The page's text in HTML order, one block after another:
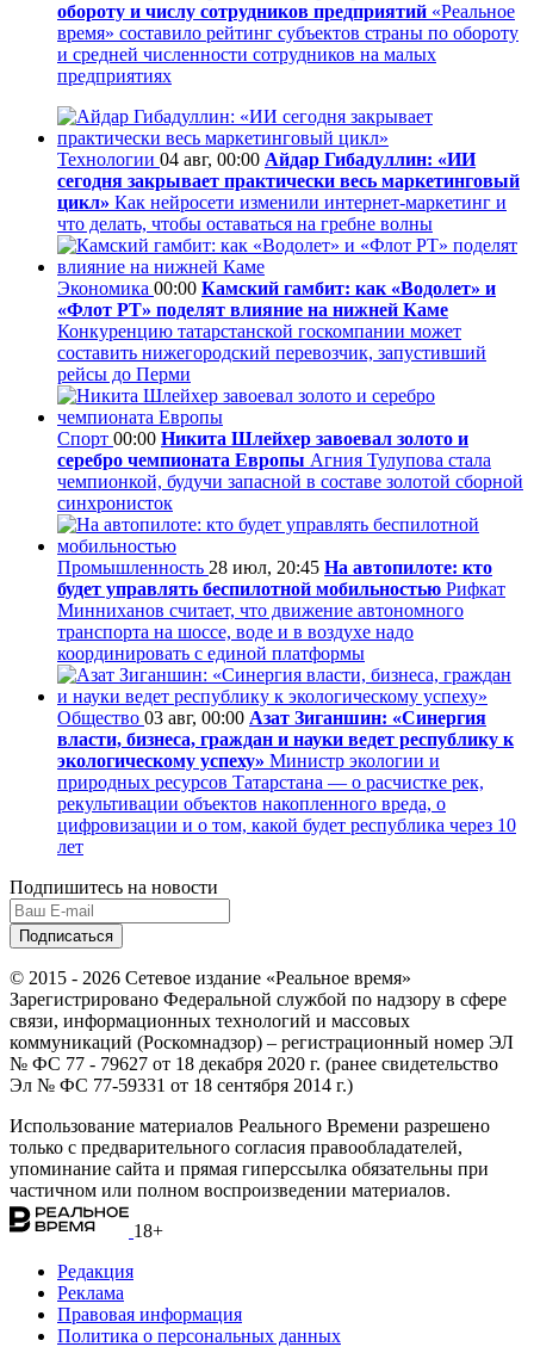
обороту и числу сотрудников предприятий «Реальное
время» составило рейтинг субъектов страны по обороту
и средней численности сотрудников на малых
предприятиях
Технологии 04 авг, 00:00 Айдар Гибадуллин: «ИИ
сегодня закрывает практически весь маркетинговый
цикл» Как нейросети изменили интернет-маркетинг и
что делать, чтобы оставаться на гребне волны
Экономика 00:00 Камский гамбит: как «Водолет» и
«Флот РТ» поделят влияние на нижней Каме
Конкуренцию татарстанской госкомпании может
составить нижегородский перевозчик, запустивший
рейсы до Перми
Спорт 00:00 Никита Шлейхер завоевал золото и
серебро чемпионата Европы Агния Тулупова стала
чемпионкой, будучи запасной в составе золотой сборной
синхронисток
Промышленность 28 июл, 20:45 На автопилоте: кто
будет управлять беспилотной мобильностью Рифкат
Минниханов считает, что движение автономного
транспорта на шоссе, воде и в воздухе надо
координировать с единой платформы
Общество 03 авг, 00:00 Азат Зиганшин: «Синергия
власти, бизнеса, граждан и науки ведет республику к
экологическому успеху» Министр экологии и
природных ресурсов Татарстана — о расчистке рек,
рекультивации объектов накопленного вреда, о
цифровизации и о том, какой будет республика через 10
лет
Подпишитесь на новости
© 2015 - 2026 Сетевое издание «Реальное время»
Зарегистрировано Федеральной службой по надзору в сфере
связи, информационных технологий и массовых
коммуникаций (Роскомнадзор) – регистрационный номер ЭЛ
№ ФС 77 - 79627 от 18 декабря 2020 г. (ранее свидетельство
Эл № ФС 77-59331 от 18 сентября 2014 г.)
Использование материалов Реального Времени разрешено
только с предварительного согласия правообладателей,
упоминание сайта и прямая гиперссылка обязательны при
частичном или полном воспроизведении материалов.
18+
Редакция
Реклама
Правовая информация
Политика о персональных данных